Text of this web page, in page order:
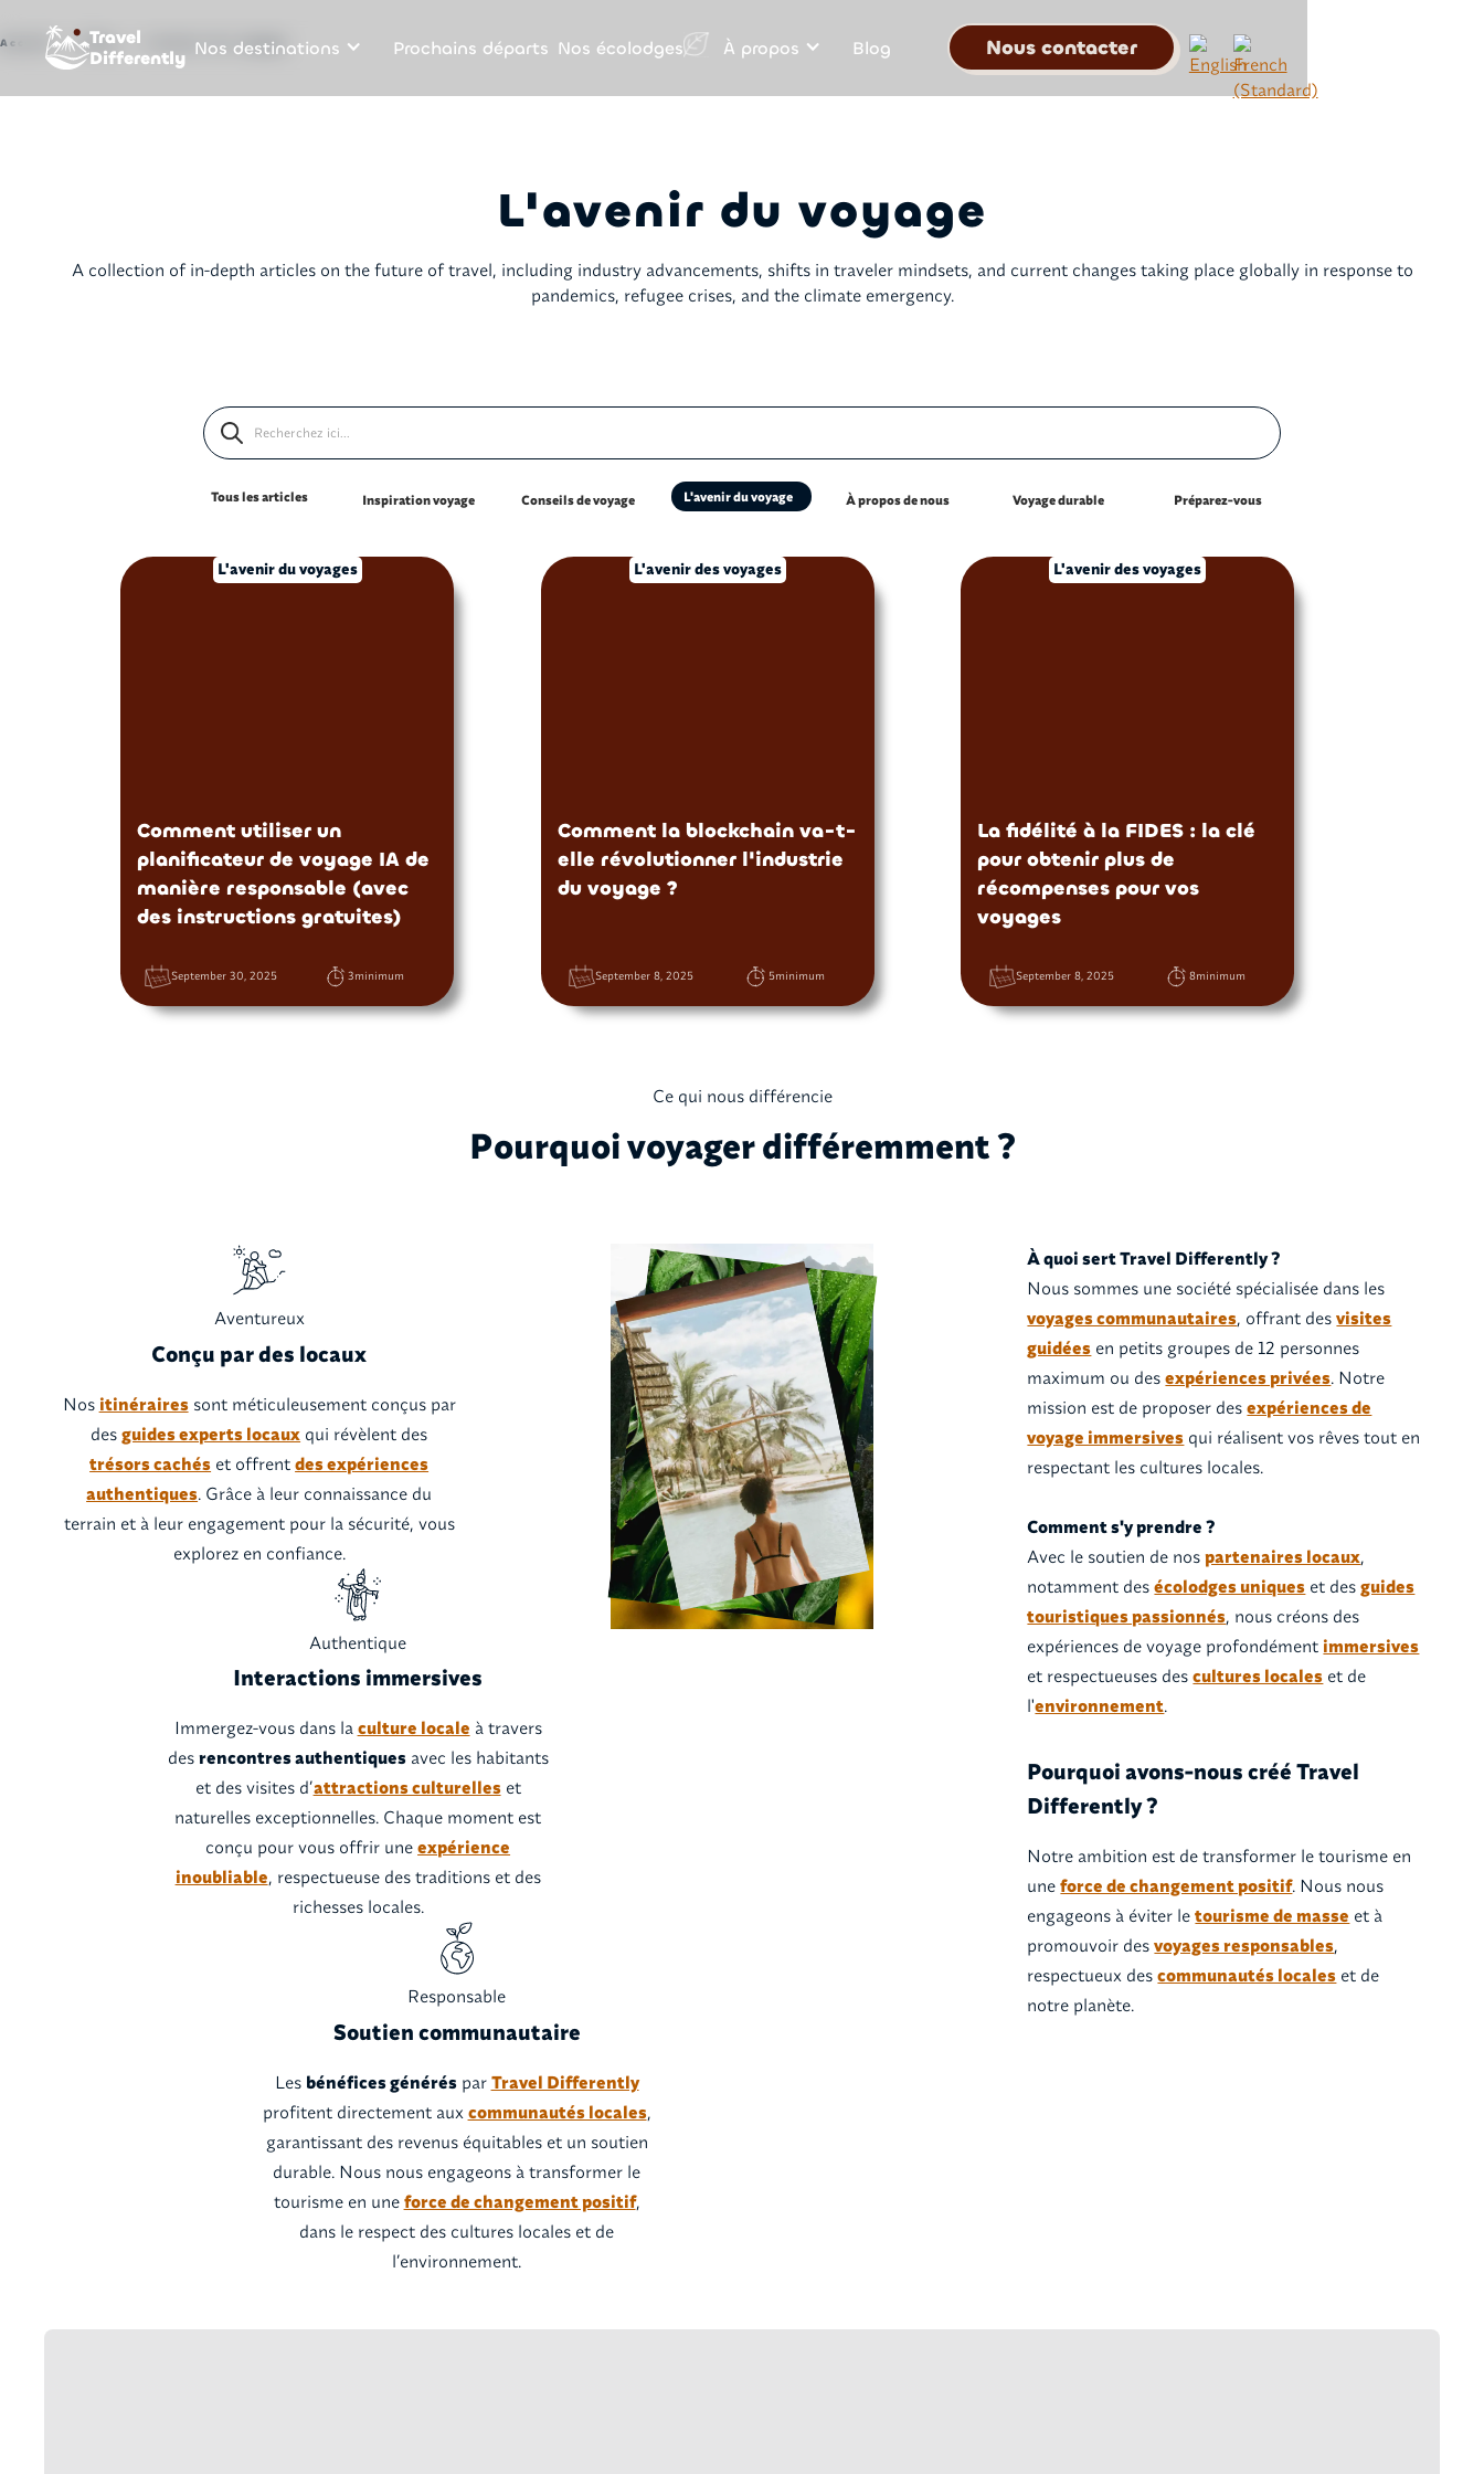
Travel
Differently Nos destinations Prochains départs Nos écolodges À propos Blog Nous contacter
Accueil Blog L'avenir du voyage
L'avenir du voyage
A collection of in-depth articles on the future of travel, including industry advancements, shifts in traveler mindsets, and current changes taking place globally in response to
pandemics, refugee crises, and the climate emergency.
Tous les articles Inspiration voyage Conseils de voyage L'avenir du voyage À propos de nous Voyage durable Préparez-vous
Comment utiliser un
planificateur de voyage IA de
manière responsable (avec
des instructions gratuites)
September 30, 2025 3minimum
L'avenir du voyages
Comment la blockchain va-t-
elle révolutionner l'industrie
du voyage ?
September 8, 2025 5minimum
L'avenir des voyages
La fidélité à la FIDES : la clé
pour obtenir plus de
récompenses pour vos
voyages
September 8, 2025 8minimum
L'avenir des voyages
Ce qui nous différencie
Pourquoi voyager différemment ?
Aventureux
Conçu par des locaux
Nos itinérairessont méticuleusement conçus par
desguides experts locaux qui révèlent des
trésors cachés et offrentdes expériences
authentiques. Grâce à leur connaissance du
terrain et à leur engagement pour la sécurité, vous
explorez en confiance.
Authentique
Interactions immersives
Immergez-vous dans la culture locale à travers
des rencontres authentiquesavec les habitants
et des visites d’attractions culturelleset
naturelles exceptionnelles. Chaque moment est
conçu pour vous offrir uneexpérience
inoubliable, respectueuse des traditions et des
richesses locales.
Responsable
Soutien communautaire
Les bénéfices généréspar Travel Differently
profitent directement aux communautés locales,
garantissant des revenus équitables et un soutien
durable. Nous nous engageons à transformer le
tourisme en une force de changement positif,
dans le respect des cultures locales et de
l’environnement.
À quoi sert Travel Differently ?
Nous sommes une société spécialisée dans les
voyages communautaires, offrant desvisites
guidées en petits groupes de 12 personnes
maximum ou desexpériences privées. Notre
mission est de proposer desexpériences de
voyage immersives qui réalisent vos rêves tout en
respectant les cultures locales.‍
Comment s'y prendre ?
Avec le soutien de nospartenaires locaux,
notamment desécolodges uniques et desguides
touristiques passionnés, nous créons des
expériences de voyage profondément immersives
et respectueuses descultures locales et de
l'environnement.‍
Pourquoi avons-nous créé Travel
Differently ?
Notre ambition est de transformer le tourisme en
uneforce de changement positif. Nous nous
engageons à éviter letourisme de masse et à
promouvoir desvoyages responsables,
respectueux descommunautés locales et de
notre planète.